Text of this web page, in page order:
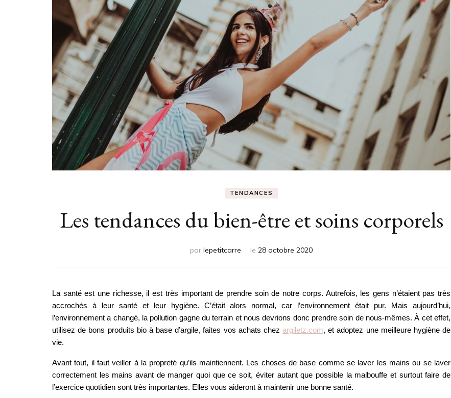
TENDANCES
Les tendances du bien-être et soins corporels
par lepetitcarre le 28 octobre 2020
La santé est une richesse, il est très important de prendre soin de notre corps. Autrefois, les gens n’étaient pas très
accrochés à leur santé et leur hygiène. C’était alors normal, car l’environnement était pur. Mais aujourd’hui,
l’environnement a changé, la pollution gagne du terrain et nous devrions donc prendre soin de nous-mêmes. À cet effet,
utilisez de bons produits bio à base d’argile, faites vos achats chez argiletz.com, et adoptez une meilleure hygiène de
vie.
Avant tout, il faut veiller à la propreté qu’ils maintiennent. Les choses de base comme se laver les mains ou se laver
correctement les mains avant de manger quoi que ce soit, éviter autant que possible la malbouffe et surtout faire de
l’exercice quotidien sont très importantes. Elles vous aideront à maintenir une bonne santé.